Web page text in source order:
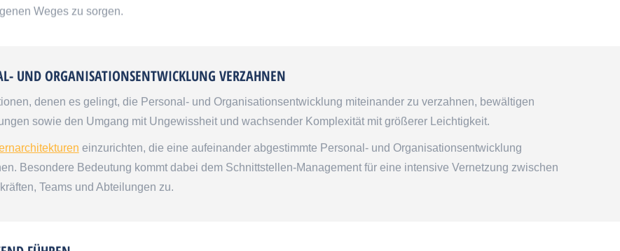
Weges zu sorgen.
UND ORGANISATIONS­ENTWICKLUNG VERZAHNEN
denen es gelingt, die Personal- und Organisationsentwicklung miteinander zu verzahnen, bewältigen
sowie den Umgang mit Ungewissheit und wachsender Komplexität mit größerer Leichtigkeit.
einzurichten, die eine aufeinander abgestimmte Personal- und Organisationsentwicklung
Besondere Bedeutung kommt dabei dem Schnittstellen-Management für eine intensive Vernetzung zwischen
Teams und Abteilungen zu.